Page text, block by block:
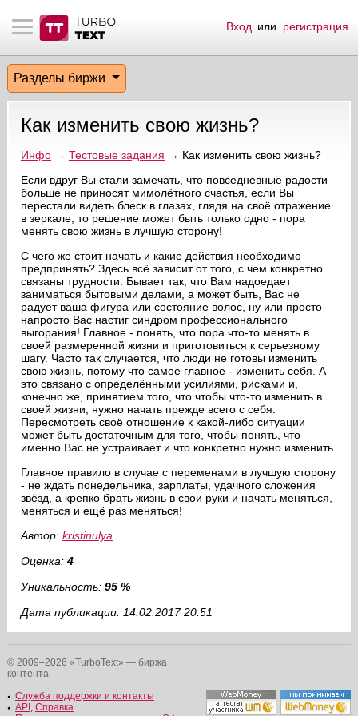
материалы
биржи
эфир
на сайте
пользователей
сообщения
по форуму
Вход или регистрация
Разделы биржи
Как изменить свою жизнь?
Инфо→ Тестовые задания → Как изменить свою жизнь?
Если вдруг Вы стали замечать, что повседневные радости
больше не приносят мимолётного счастья, если Вы
перестали видеть блеск в глазах, глядя на своё отражение
в зеркале, то решение может быть только одно - пора
менять свою жизнь в лучшую сторону!
С чего же стоит начать и какие действия необходимо
предпринять? Здесь всё зависит от того, с чем конкретно
связаны трудности. Бывает так, что Вам надоедает
заниматься бытовыми делами, а может быть, Вас не
радует ваша фигура или состояние волос, ну или просто-
напросто Вас настиг синдром профессионального
выгорания! Главное - понять, что пора что-то менять в
своей размеренной жизни и приготовиться к серьезному
шагу. Часто так случается, что люди не готовы изменить
свою жизнь, потому что самое главное - изменить себя. А
это связано с определёнными усилиями, рисками и,
конечно же, принятием того, что чтобы что-то изменить в
своей жизни, нужно начать прежде всего с себя.
Пересмотреть своё отношение к какой-либо ситуации
может быть достаточным для того, чтобы понять, что
именно Вас не устраивает и что конкретно нужно изменить.
Главное правило в случае с переменами в лучшую сторону
- не ждать понедельника, зарплаты, удачного сложения
звёзд, а крепко брать жизнь в свои руки и начать меняться,
меняться и ещё раз меняться!
Автор: kristinulya
Оценка: 4
Уникальность: 95 %
Дата публикации: 14.02.2017 20:51
© 2009–2026 «TurboText» — биржа
контента
Служба поддержки и контакты
API , Справка